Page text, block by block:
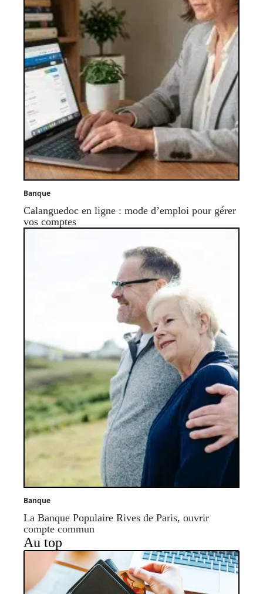
Banque
Calanguedoc en ligne : mode d’emploi pour gérer
vos comptes
Banque
La Banque Populaire Rives de Paris, ouvrir
compte commun
Au top